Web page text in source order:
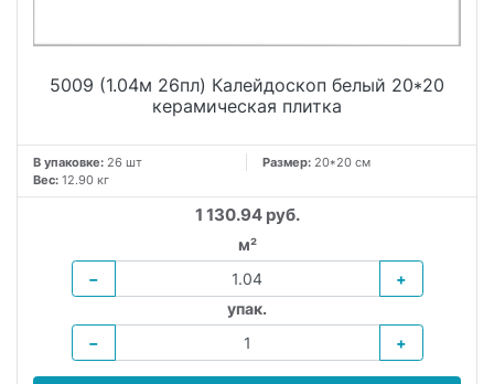
5009 (1.04м 26пл) Калейдоскоп белый 20*20
керамическая плитка
В упаковке: 26 шт Размер: 20*20 см
Вес: 12.90 кг
1 130.94 руб.
м²
−
+
упак.
−
+